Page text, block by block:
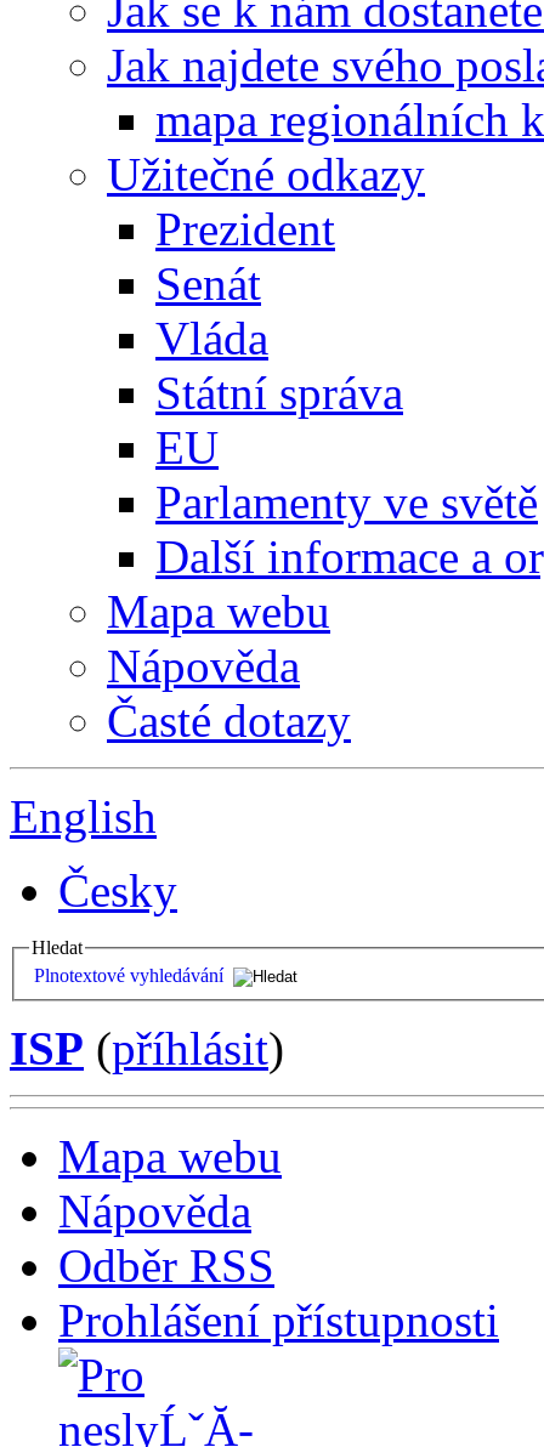
Jak najdete svého
mapa regionálních
Užitečné odkazy
Prezident
Senát
Vláda
Státní správa
EU
Parlamenty ve světě
Další informace a
Mapa webu
Nápověda
Časté dotazy
English
Česky
Hledat
Plnotextové vyhledávání
ISP (příhlásit)
Mapa webu
Nápověda
Odběr RSS
Prohlášení přístupnosti